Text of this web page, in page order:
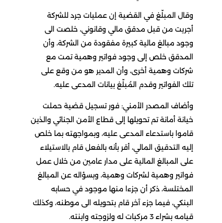
وقال المبلّغ في القضية إن عمليات جرد للشركة
أجريت من قبل مدقق مالي وقانوني، خلصت الى
وجود مبالغ مالية كبيرة مفقودة من الشركة، وأن
المدقق خلص إلى وجود فواتير وهمية تمت مع
شركات وهمية أخرى، وأن المدير هو من وقع على
تلك الفواتير وقدم المُبلّغ بيانات المدعى عليه.
وأضاف المصدر الأمني: فور تسجيل قضية حملت
خيانة أمانة تم تحويلها إلى قطاع الأمن الجنائي والذين
قاموا باستدعاء المدعى عليه، وبمواجهته بما خلص
إليه التدقيق المالي، أقر بأنه بالفعل قام بالاستيلاء
على المبالغ المالية على مدار عامين من خلال عمل
فواتير وهمية لشركات وهمية، وبسؤاله عن المبالغ
المختلسة، ذكر أن جزءا منها موجود في حسابه
البنكي، فيما جزء آخر قام بتحويله الى موطنه، وكذلك
قيامه بشراء 3 مركبات له ولزوجته وابنته.